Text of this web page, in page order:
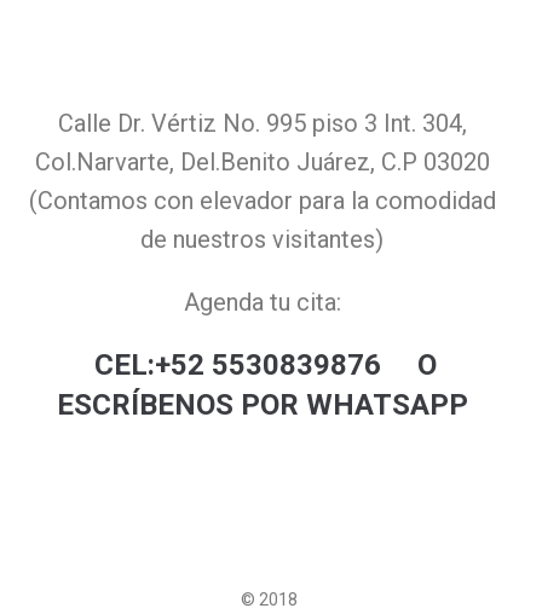
Calle Dr. Vértiz No. 995 piso 3 Int. 304,
Col.Narvarte, Del.Benito Juárez, C.P 03020
(Contamos con elevador para la comodidad
de nuestros visitantes)
Agenda tu cita:
CEL:+52 5530839876
O
ESCRÍBENOS POR WHATSAPP
© 2018